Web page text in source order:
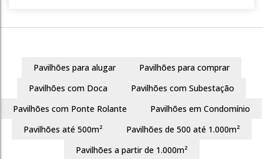
2446
R$33.990
São Jorge
Pavilhões para alugar
Pavilhões para comprar
Pavilhões com Doca
Pavilhões com Subestação
Pavilhões com Ponte Rolante
Pavilhões em Condomínio
Pavilhões até 500m²
Pavilhões de 500 até 1.000m²
Pavilhões a partir de 1.000m²